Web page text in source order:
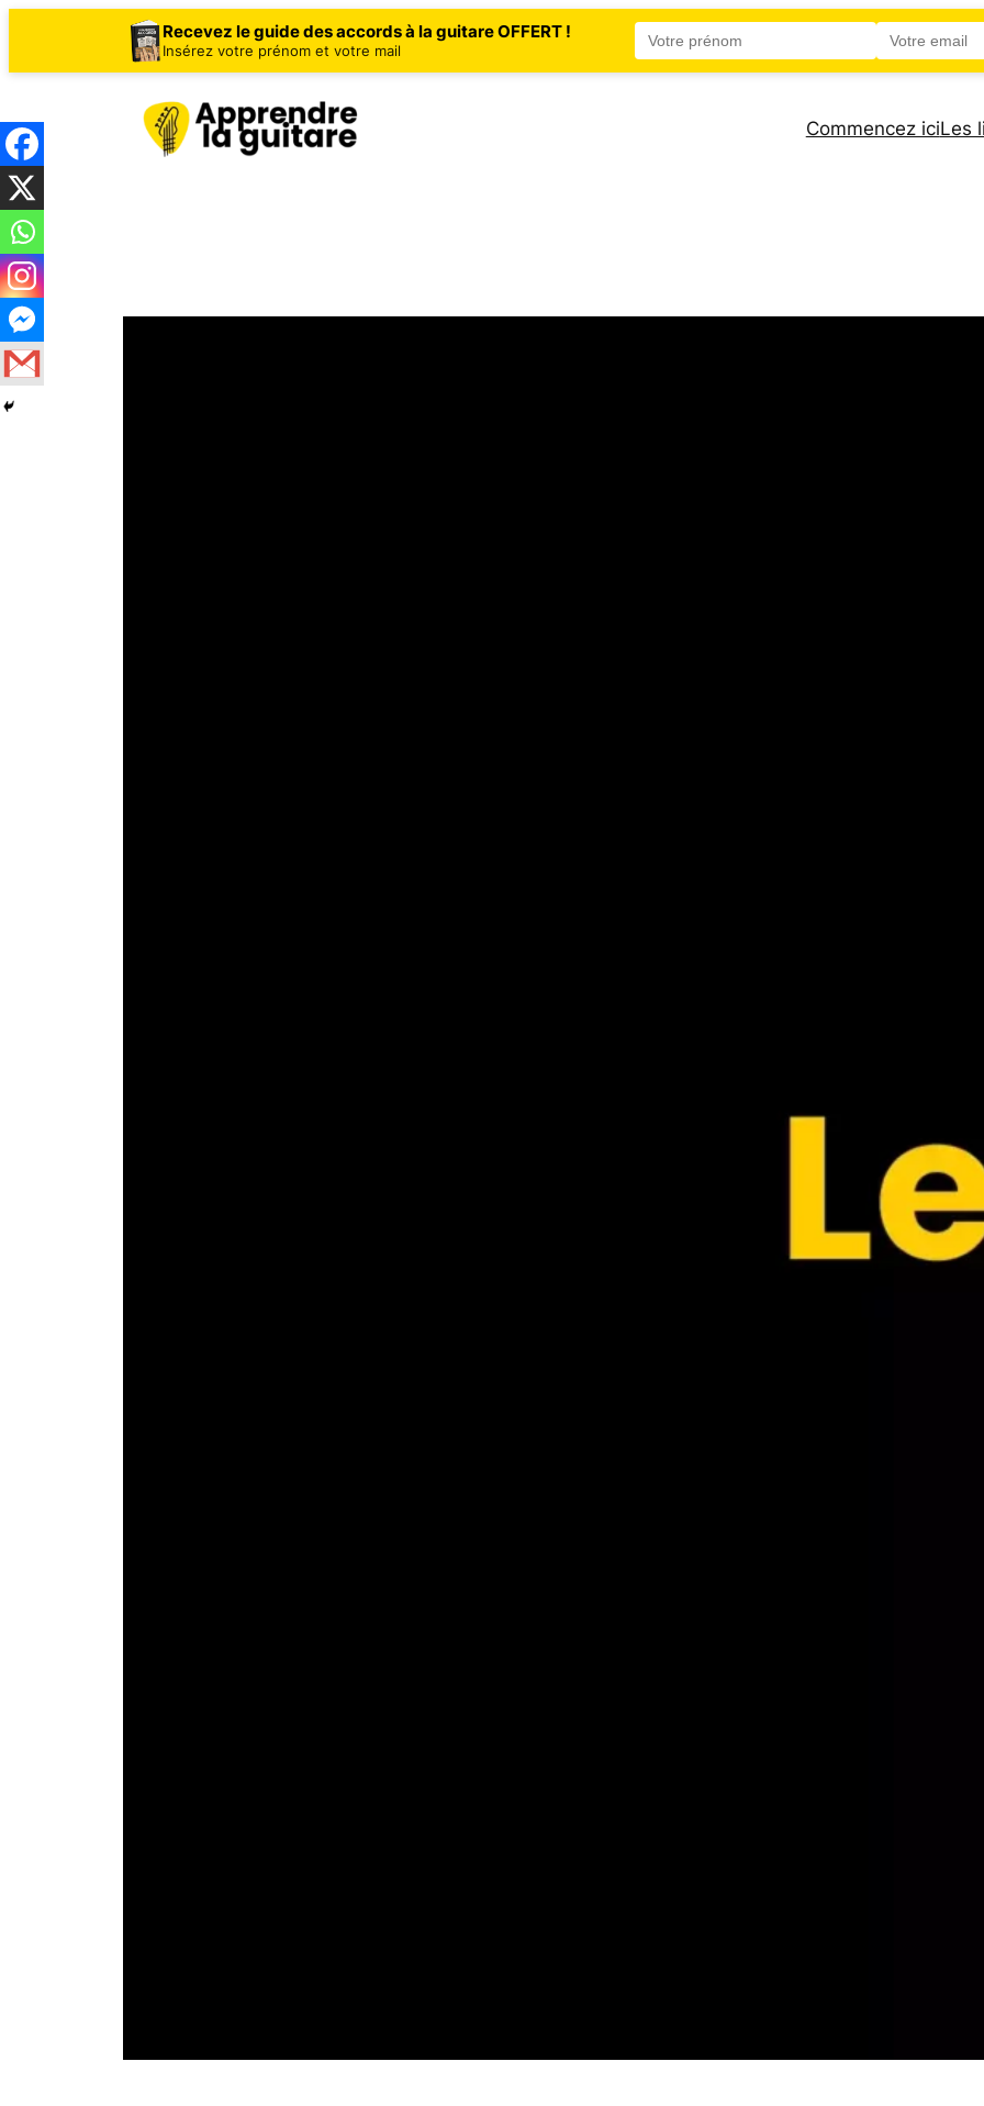
Recevez le guide des accords à la guitare OFFERT !
Insérez votre prénom et votre mail
contenu
Commencez iciLes